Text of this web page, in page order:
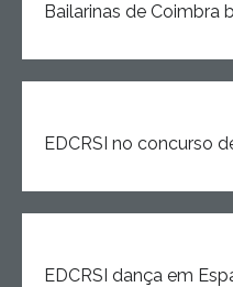
Bailarinas de Coimbra
EDCRSI no concurso
EDCRSI dança em